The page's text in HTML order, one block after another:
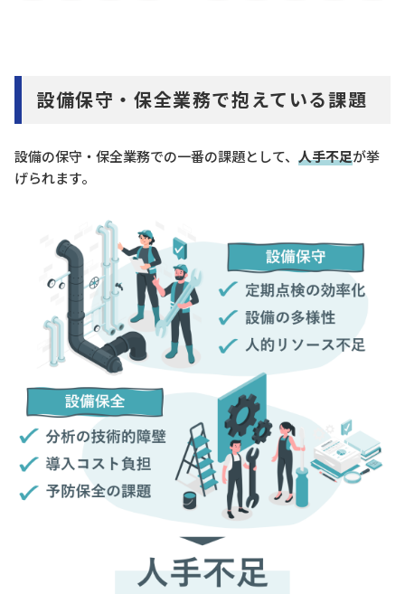
設備保守・保全業務で抱えている課題
設備の保守・保全業務での一番の課題として、 人手不足が挙
げられます。